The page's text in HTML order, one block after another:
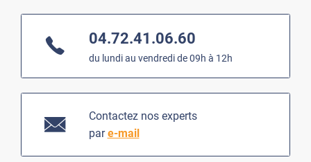
04.72.41.06.60
du lundi au vendredi de 09h à 12h
Contactez nos experts
pare-mail